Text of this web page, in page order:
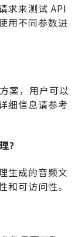
求来测试 API
用不同参数进
案，用户可以
细信息请参考
？
生成的音频文
和可访问性。